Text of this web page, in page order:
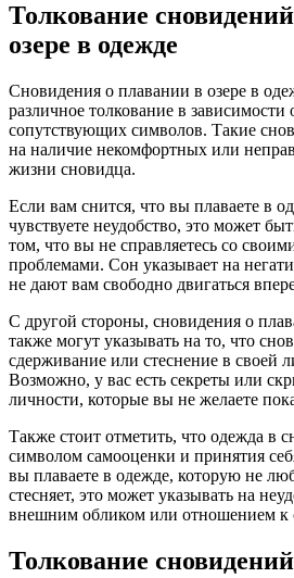
Толкование
озере в одежде
Сновидения о плавании в озере в
различное толкование в зависимости
сопутствующих символов. Такие
на наличие некомфортных или
жизни сновидца.
Если вам снится, что вы плаваете в
чувствуете неудобство, это может
том, что вы не справляетесь со
проблемами. Сон указывает на
не дают вам свободно двигаться
С другой стороны, сновидения о
также могут указывать на то, что
сдерживание или стеснение в своей
Возможно, у вас есть секреты или
личности, которые вы не желаете
Также стоит отметить, что одежда в
символом самооценки и принятия
вы плаваете в одежде, которую не
стесняет, это может указывать на
внешним обликом или отношением к
Толкование